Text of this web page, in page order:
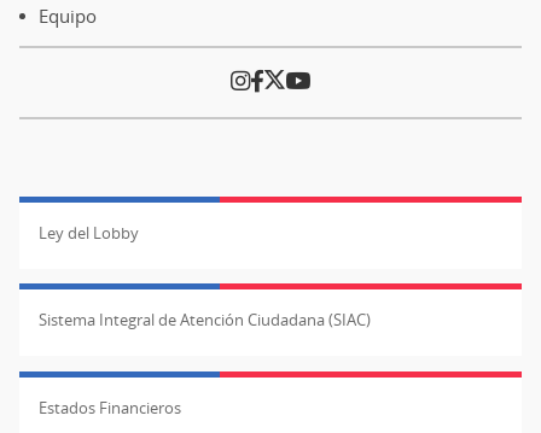
página
Equipo
Ley del Lobby
Sistema Integral de Atención Ciudadana (SIAC)
Estados Financieros